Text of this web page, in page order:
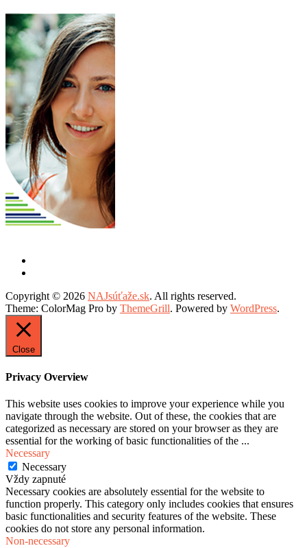
Copyright © 2026 NAJsúťaže.sk. All rights reserved.
Theme: ColorMag Pro by ThemeGrill. Powered by WordPress.
Close
Privacy Overview
This website uses cookies to improve your experience while you
navigate through the website. Out of these, the cookies that are
categorized as necessary are stored on your browser as they are
essential for the working of basic functionalities of the ...
Necessary
Necessary
Vždy zapnuté
Necessary cookies are absolutely essential for the website to
function properly. This category only includes cookies that ensures
basic functionalities and security features of the website. These
cookies do not store any personal information.
Non-necessary